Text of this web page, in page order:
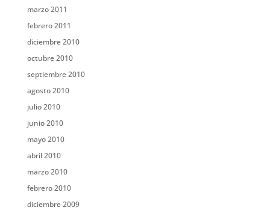
marzo 2011
febrero 2011
diciembre 2010
octubre 2010
septiembre 2010
agosto 2010
julio 2010
junio 2010
mayo 2010
abril 2010
marzo 2010
febrero 2010
diciembre 2009